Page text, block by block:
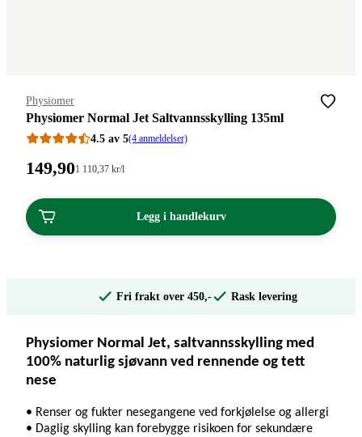
Merke:
Physiomer
Physiomer Normal Jet Saltvannsskylling 135ml
4.5 av 5(4 anmeldelser)
Pris:
kroner.
149,90Stykkpris:
110,37/l
1 110 ,37 kr/l
Legg i handlekurv
Fri frakt over 450,- Rask levering
Physiomer Normal Jet, saltvannsskylling med
100% naturlig sjøvann ved rennende og tett
nese
• Renser og fukter nesegangene ved forkjølelse og allergi
• Daglig skylling kan forebygge risikoen for sekundære